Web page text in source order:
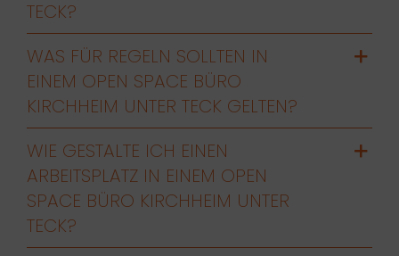
TECK?
WAS FÜR REGELN SOLLTEN IN
EINEM OPEN SPACE BÜRO
KIRCHHEIM UNTER TECK GELTEN?
WIE GESTALTE ICH EINEN
ARBEITSPLATZ IN EINEM OPEN
SPACE BÜRO KIRCHHEIM UNTER
TECK?